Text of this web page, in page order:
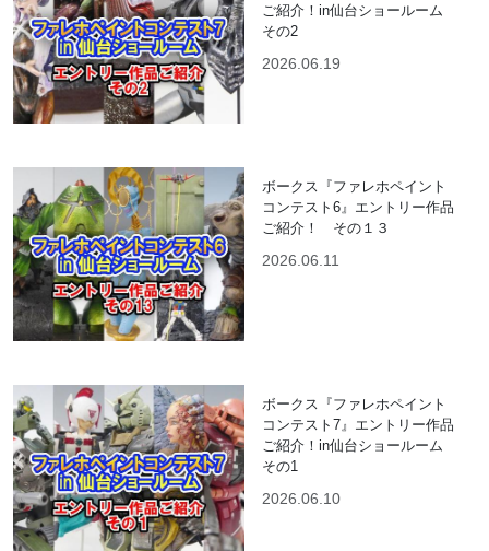
ご紹介！in仙台ショールーム
その2
2026.06.19
ボークス『ファレホペイント
コンテスト6』エントリー作品
ご紹介！ その１３
2026.06.11
ボークス『ファレホペイント
コンテスト7』エントリー作品
ご紹介！in仙台ショールーム
その1
2026.06.10